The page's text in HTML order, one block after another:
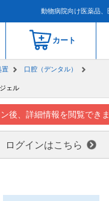
動物病院向け医薬品
カート
置 口腔（デンタル）
ェル
ン後、詳細情報を閲覧でき
ログインはこちら